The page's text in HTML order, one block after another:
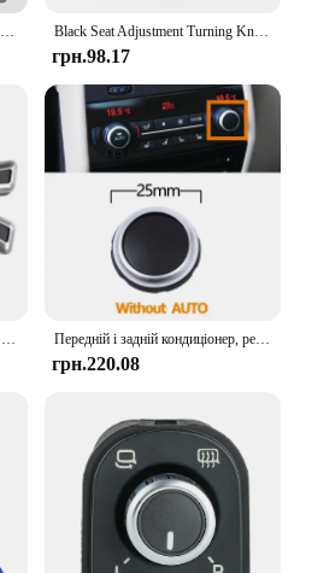
Розвідний ключ Універсальний гайковий ключ з нержавіючої сталі Ключ для ванної кімнати Великий відкритий високоякісний інструмент для ремонту сантехніки Побутовий Black Seat Adjustment Turning Knob 1J0881671F Replace for VW Volkswagen Caddy Golf Jetta Mk4 Polo Beetle Passat Car Accessories
грн.98.17
Передній і задній кондиціонер, регулювання температури, перемикач керування теплом, поворотна ручка змінного струму для BMW 5 6 7 серії F10 F06 F12 F07 F01 F02
грн.220.08